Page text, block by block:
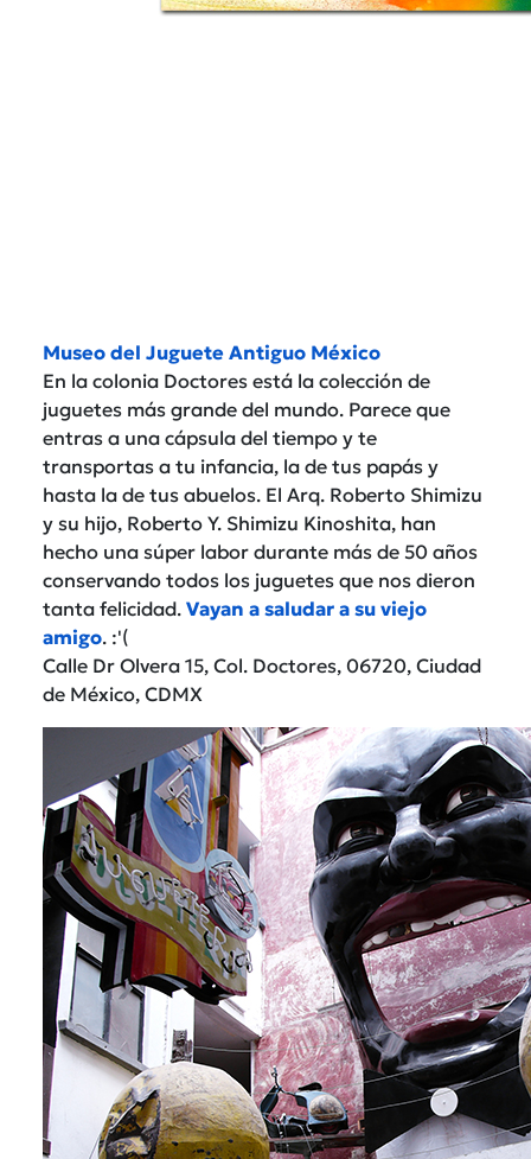
Museo del Juguete Antiguo México
En la colonia Doctores está la colección de
juguetes más grande del mundo. Parece que
entras a una cápsula del tiempo y te
transportas a tu infancia, la de tus papás y
hasta la de tus abuelos. El Arq. Roberto Shimizu
y su hijo, Roberto Y. Shimizu Kinoshita, han
hecho una súper labor durante más de 50 años
conservando todos los juguetes que nos dieron
tanta felicidad. Vayan a saludar a su viejo
amigo. :'(
Calle Dr Olvera 15, Col. Doctores, 06720, Ciudad
de México, CDMX